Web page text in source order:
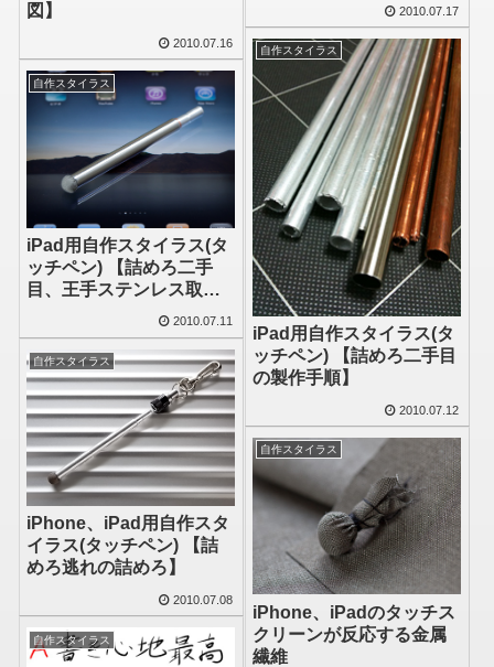
2010.07.17
図】
2010.07.16
自作スタイラス
iPad用自作スタイラス(タ
ッチペン) 【詰めろ二手目
の製作手順】
2010.07.12
自作スタイラス
iPad用自作スタイラス(タ
ッチペン) 【詰めろ二手
目、王手ステンレス取り
2010.07.11
自作スタイラス
iPhone、iPad用自作スタ
イラス(タッチペン) 【詰
めろ逃れの詰めろ】
2010.07.08
自作スタイラス
iPhone、iPadのタッチス
クリーンが反応する金属
繊維
自作スタイラス